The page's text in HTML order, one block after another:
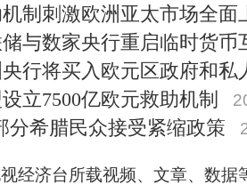
制刺激欧洲亚太市场全面
与数家央行重启临时货币
行将买入欧元区政府和私
立7500亿欧元救助机制
分希腊民众接受紧缩政策
经济台所载视频、文章、数据